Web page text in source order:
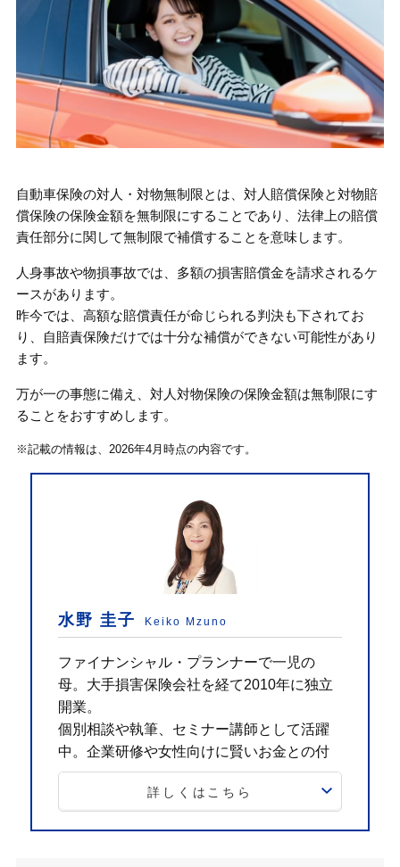
自動車保険の対人・対物無制限とは、対人賠償保険と対物賠
償保険の保険金額を無制限にすることであり、法律上の賠償
責任部分に関して無制限で補償することを意味します。
人身事故や物損事故では、多額の損害賠償金を請求されるケ
ースがあります。
昨今では、高額な賠償責任が命じられる判決も下されてお
り、自賠責保険だけでは十分な補償ができない可能性があり
ます。
万が一の事態に備え、対人対物保険の保険金額は無制限にす
ることをおすすめします。
※記載の情報は、2026年4月時点の内容です。
水野 圭子 Keiko Mzuno
ファイナンシャル・プランナーで一児の
母。大手損害保険会社を経て2010年に独立
開業。
個別相談や執筆、セミナー講師として活躍
中。企業研修や女性向けに賢いお金との付
き合い方を伝えている。
K'sプランニング代表／一般社団法人あんしんLife
CFP®、一級ファイナンシャル・プランナー技能
詳しくはこちら